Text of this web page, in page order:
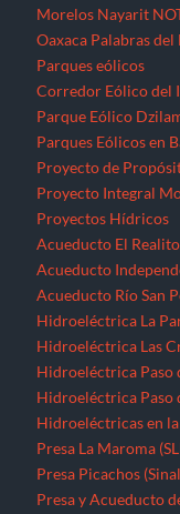
Morelos Nayarit
Oaxaca Palabras del
Parques eólicos
Corredor Eólico del
Parque Eólico
Parques Eólicos en
Proyecto de
Proyecto Integral
Proyectos Hídricos
Acueducto El Realito
Acueducto
Acueducto Río San
Hidroeléctrica La
Hidroeléctrica Las
Hidroeléctrica Paso
Hidroeléctrica Paso
Hidroeléctricas en
Presa La Maroma
Presa Picachos
Presa y Acueducto